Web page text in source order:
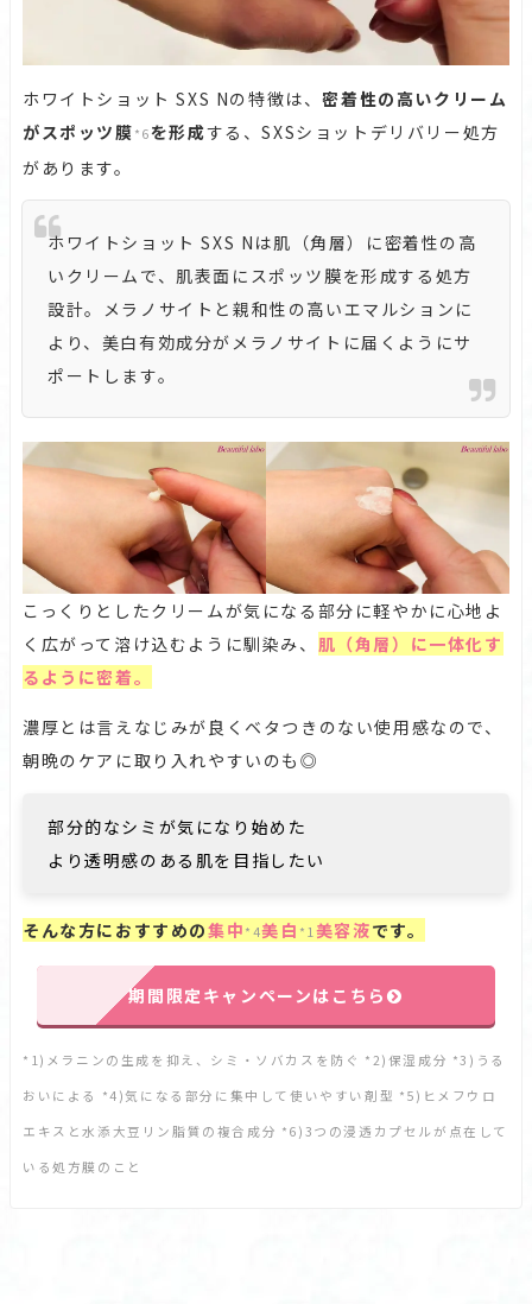
ホワイトショット SXS Nの特徴は、密着性の高いクリーム
がスポッツ膜 *6を形成する、SXSショットデリバリー処方
があります。
ホワイトショット SXS Nは肌（角層）に密着性の高
いクリームで、肌表面にスポッツ膜を形成する処方
設計。メラノサイトと親和性の高いエマルションに
より、美白有効成分がメラノサイトに届くようにサ
ポートします。
こっくりとしたクリームが気になる部分に軽やかに心地よ
く広がって溶け込むように馴染み、 肌（角層）に一体化す
るように密着。
濃厚とは言えなじみが良くベタつきのない使用感なので、
朝晩のケアに取り入れやすいのも◎
部分的なシミが気になり始めた
より透明感のある肌を目指したい
そんな方におすすめの集中 *4美白 *1 美容液です。
期間限定キャンペーンはこちら
*1)メラニンの生成を抑え、シミ・ソバカスを防ぐ *2)保湿成分 *3)うる
おいによる *4)気になる部分に集中して使いやすい剤型 *5)ヒメフウロ
エキスと水添大豆リン脂質の複合成分 *6)3つの浸透カプセルが点在して
いる処方膜のこと